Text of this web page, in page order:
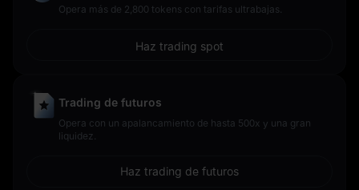
Opera más de 2,800 tokens con tarifas ultrabajas.
Haz trading spot
Trading de futuros
Opera con un apalancamiento de hasta 500x y una gran
liquidez.
Haz trading de futuros